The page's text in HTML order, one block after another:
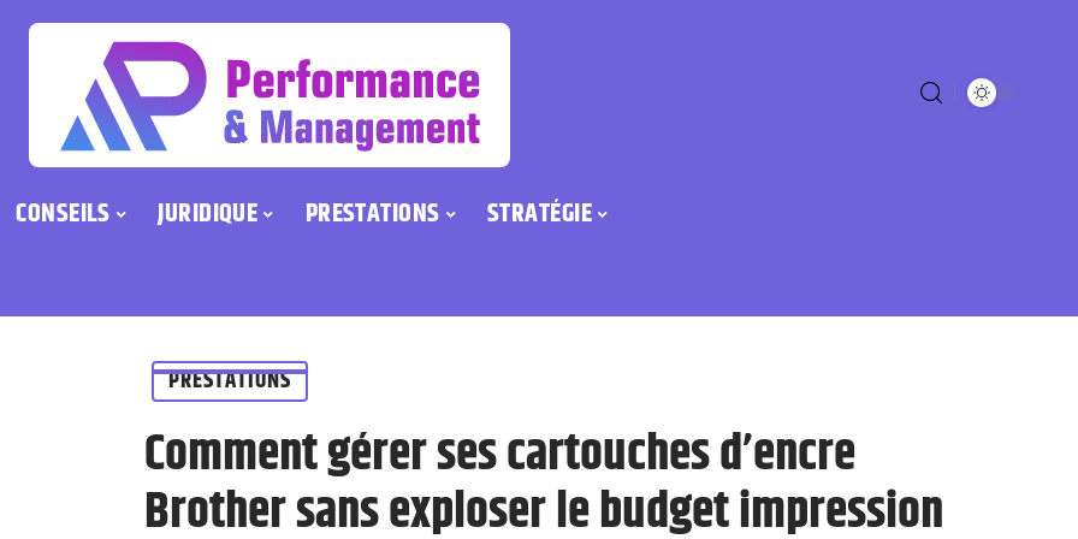
CONSEILS JURIDIQUE PRESTATIONS STRATÉGIE
PRESTATIONS
Comment gérer ses cartouches d’encre
Brother sans exploser le budget impression